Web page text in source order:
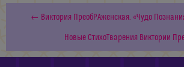
← Виктория ПреобРАженская. «Чудо
Новые СтихоТварения Виктории